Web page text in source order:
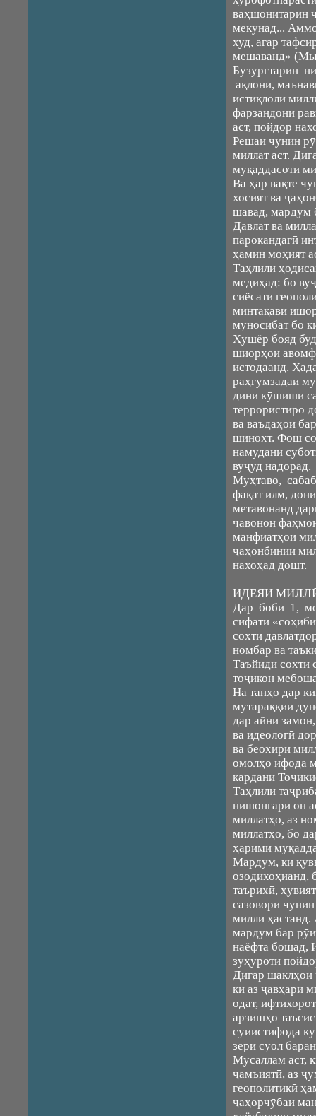
ваҳшонитарин
мекунад...
худ, агар
мешаванд»
Бузургтарин
ақлонӣ,
истиқлоли
фарзандони
аст, пойдор
Решаи чунин
миллат аст.
муқаддасоти
Ва ҳар вақте
хосият ва
шавад, мардум
Давлат ва
парокандагӣ
ҳамин моҳият
Таҳлили
медиҳад: бо
сиёсати
минтақавӣ
муносибат бо
Ҳушёр бояд
шиорҳои
истодаанд.
раҳгумзадаи
динӣ кӯшиши
террористиро
ва ваъдаҳои
шинохт. Фош
намудани
вуҷуд надорад.
Муҳтаво,
фақат илм,
метавонанд
ҷавонон
манфиатҳои
ҷаҳонбинии
нахоҳад дошт.
ИДЕЯИ
Дар боби 1,
сифати
сохти
номбар ва
Таъйиди сохти
тоҷикон
На танҳо дар
мутараққии
дар айни
ва идеологӣ
ва беохири
омолҳо ифода
кардани
Таҳлили
нишонгари он
миллатҳо, аз
миллатҳо, бо
ҳарими
Мардум, ки
озодихоҳианд,
таърихӣ,
сазовори
миллӣ ҳастанд.
мардум бар
наёфта бошад,
зуҳуроти
Дигар шаклҳои
ки аз ҷавҳари
одат,
арзишҳо
суиистифода
зери суол
Мусаллам аст,
ҷамъиятӣ, аз
геополитикӣ
ҷаҳорчӯбаи